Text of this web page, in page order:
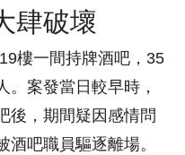
肆破壞
樓一間持牌酒吧，35
。案發當日較早時，
後，期間疑因感情問
吧職員驅逐離場。